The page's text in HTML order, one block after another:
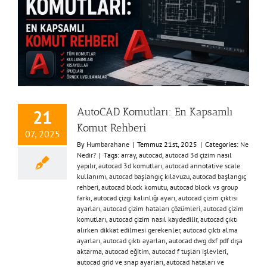
21
07, 2025
AutoCAD Komutları: En Kapsamlı
Komut Rehberi
By Humbarahane | Temmuz 21st, 2025 | Categories: Ne
Nedir? | Tags: array, autocad autocad 3d çizim nasıl
yapılır, autocad 3d komutları autocad annotative scale
kullanımı autocad başlangıç kılavuzu autocad başlangıç
rehberi autocad block komutu autocad block vs group
farkı autocad çizgi kalınlığı ayarı autocad çizim çıktısı
ayarları autocad çizim hataları çözümleri autocad çizim
komutları autocad çizim nasıl kaydedilir, autocad çıktı
alırken dikkat edilmesi gerekenler, autocad çıktı alma
ayarları autocad çıktı ayarları autocad dwg dxf pdf dışa
aktarma autocad eğitim autocad f tuşları işlevleri
autocad grid ve snap ayarları autocad hataları ve